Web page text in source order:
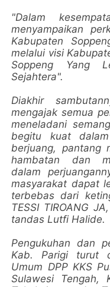
"Dalam
menyampaikan
Kabupaten
melalui visi
Soppeng Yang
Sejahtera".
Diakhir
mengajak semua
meneladani
begitu kuat
berjuang, pantang
hambatan dan
dalam
masyarakat dapat
terbebas dari
TESSI TIROANG
tandas Lutfi Halide.
Pengukuhan dan
Kab. Parigi turut
Umum DPP KKS
Sulawesi Tengah,